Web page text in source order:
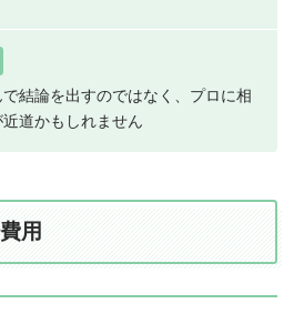
結論を出すのではなく、プロに相
道かもしれません
用